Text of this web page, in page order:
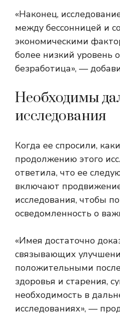
«Наконец,
между бессонницей и
экономическими
более низкий уровень
безработица», —
Необходимы
исследования
Когда ее спросили,
продолжению этого
ответила, что ее
включают
исследования, чтобы
осведомленность о
«Имея достаточно
связывающих
положительными
здоровья и старения,
необходимость в
исследованиях», —